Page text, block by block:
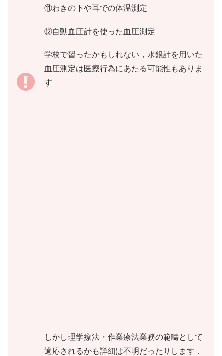
⑪わきの下や耳での体温測定
⑫自動血圧計を使った血圧測定
学校で習ったかもしれない，水銀計を用いた
血圧測定は医療行為にあたる可能性もありま
す．
しかし理学療法・作業療法業務の範疇として
適応されるかも詳細は不明だったりします．